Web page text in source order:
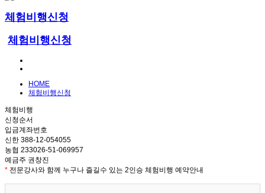
체험비행신청
체험비행신청
HOME
체험비행신청
체험비행
신청순서
입금계좌번호
신한 388-12-054055
농협 233026-51-069957
예금주 권창진
* 전문강사와 함께 누구나 즐길수 있는 2인승 체험비행 예약안내